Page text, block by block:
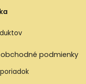
podmienky